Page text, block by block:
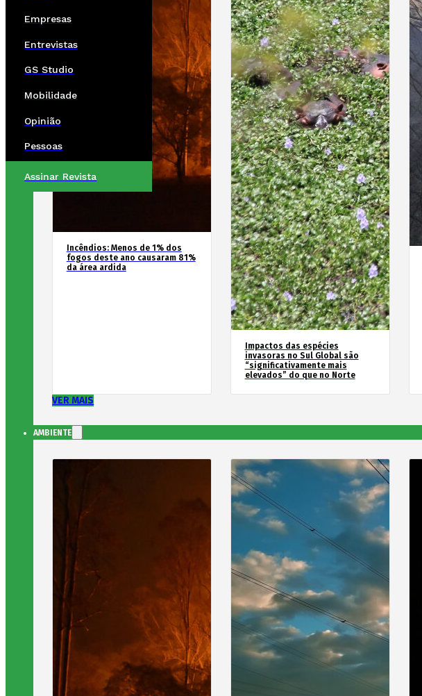
Empresas
Entrevistas
GS Studio
Mobilidade
Opinião
Pessoas
Assinar Revista
Incêndios: Menos de 1% dos
fogos deste ano causaram 81%
da área ardida
Impactos das espécies
invasoras no Sul Global são
“significativamente mais
elevados” do que no Norte
VER MAIS
AMBIENTE